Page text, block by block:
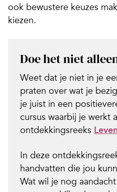
ook bewustere keuzes
kiezen.
Doe het niet
Weet dat je niet in je
praten over wat je
je juist in een
cursus waarbij je werkt
ontdekkingsreeks
In deze
handvatten die jou
Wat wil je nog